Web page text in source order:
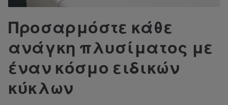
Προσαρμόστε κάθε
ανάγκη πλυσίματος με
έναν κόσμο ειδικών
κύκλων